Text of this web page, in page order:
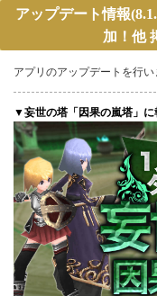
アップデート情報
加！他
アプリのアップデートを行い
▼妄世の塔「因果の嵐塔」に